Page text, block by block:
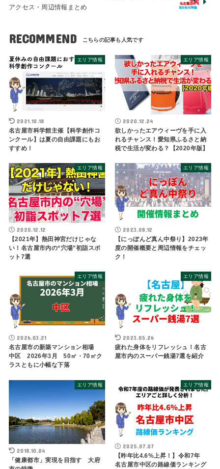
アクセス・周辺情報まとめ
RECOMMEND
エリア情報
2021.10.18
名古屋市科学館主催【科学創作コ
ンクール】は夏の自由課題にもお
すすめ！
エリア情報
2020.12.24
欲しかったエアウィーヴを手に入
れるチャンス！愛知県ふるさと納
税で生活が変わる？【2020年版】
エリア情報
2020.12.12
【2021年】熱田神宮だけじゃな
い！名古屋市内の“穴場”初詣スポ
ット7選
エリア情報
2023.08.12
【にっぽんど真ん中祭り】2023年
度の開催概要と周辺情報をチェッ
ク！
エリア情報
2026.03.21
名古屋市の新築マンション相場
中区 2026年3月 50㎡・70㎡ク
ラスともに小幅な下落
エリア情報
2023.05.26
疲れた身体をリフレッシュ！名古
屋市内のスーパー銭湯7選を紹介
エリア情報
2018.10.04
「健康都市」実現を目指す 大府
エリア情報
2025.07.07
【昨年比4.6%上昇！】令和7年
名古屋市中区の路線価ランキング